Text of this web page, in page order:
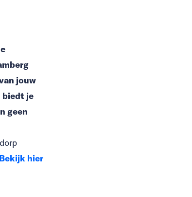
jouw
biedt je
geen
Bekijk hier